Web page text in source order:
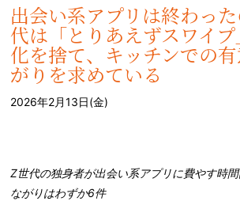
出会い系アプリは終わっ
代は「とりあえずスワイ
化を捨て、キッチンでの
がりを求めている
2026年2月13日(金)
Z世代の独身者が出会い系アプリに費やす時
ながりはわずか6件